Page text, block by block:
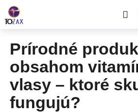
obsah
Prírodné
obsahom
vlasy – ktoré
fungujú?
o
Č
o
o
t